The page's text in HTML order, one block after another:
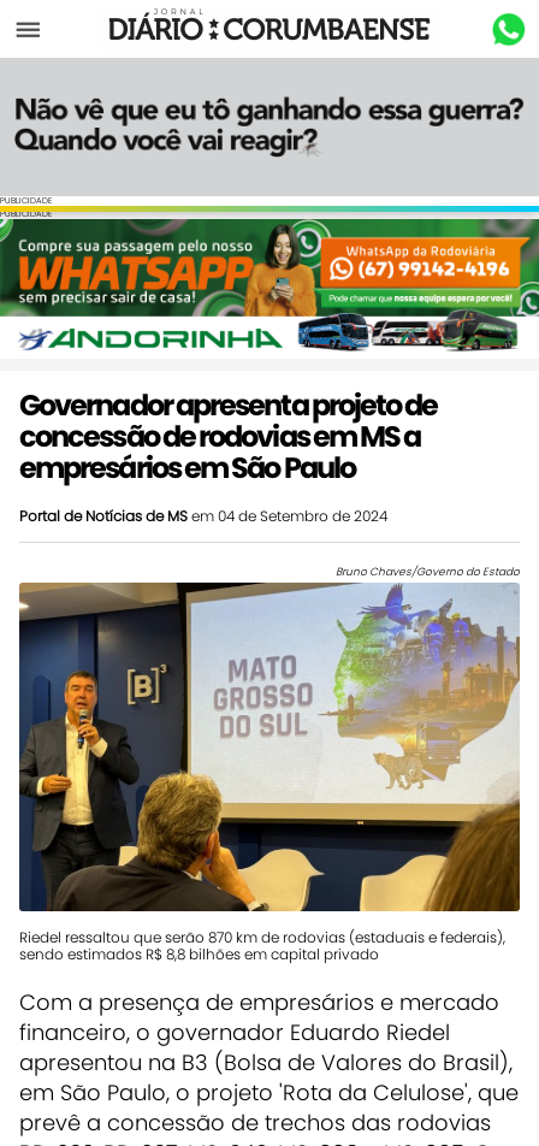
Menu
PUBLICIDADE
PUBLICIDADE
Governador apresenta projeto de
concessão de rodovias em MS a
empresários em São Paulo
Portal de Notícias de MSem 04 de Setembro de 2024
Bruno Chaves/Governo do Estado
Riedel ressaltou que serão 870 km de rodovias (estaduais e federais),
sendo estimados R$ 8,8 bilhões em capital privado
Com a presença de empresários e mercado
financeiro, o governador Eduardo Riedel
apresentou na B3 (Bolsa de Valores do Brasil),
em São Paulo, o projeto 'Rota da Celulose', que
prevê a concessão de trechos das rodovias